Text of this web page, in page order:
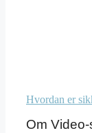
Hvordan er
Om